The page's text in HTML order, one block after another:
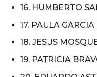
16. HUMBERTO
17. PAULA
18. JESUS
19. PATRICIA